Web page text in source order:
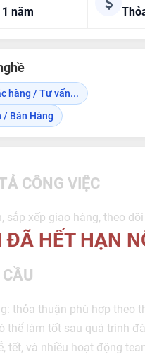
năm
hàng / Tư vấn...
/ Bán Hàng
HẾT HẠN
CÔNG VIỆC
sắp xếp giao hàng, theo
thỏa thuận phù hợp theo
thể làm tốt sau quá trình
tết, và nhiều hoạt động